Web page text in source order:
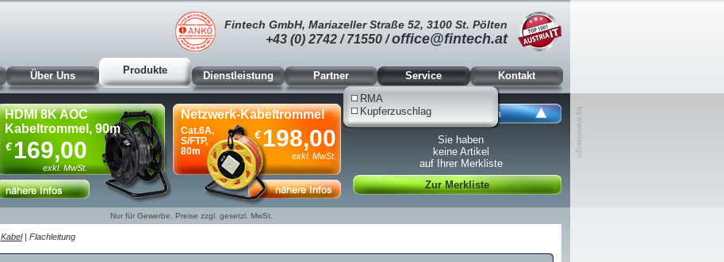
Fintech GmbH, Mariazeller Straße 52, 3100 St. Pölten
+43 (0) 2742 / 71550 /office@fintech.at
Über Uns Produkte Dienstleistung Partner
Service
RMA
Kupferzuschlag
Kontakt
HDMI 8K AOC
Kabeltrommel, 90m
169,00
€
exkl. MwSt.
Netzwerk-Kabeltrommel
Cat.6A,
S/FTP,
80m
198,00
€
exkl. MwSt.
Ansicht schließen
Sie haben
keine Artikel
auf Ihrer Merkliste
Zur Merkliste
Nur für Gewerbe. Preise zzgl. gesetzl. MwSt.
Kabel| Flachleitung